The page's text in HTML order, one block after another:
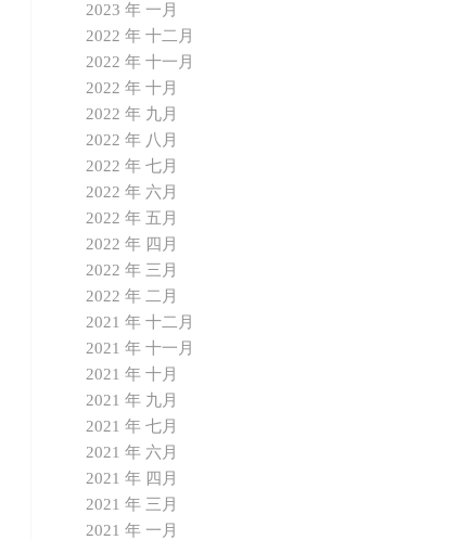
2023 年 一月
2022 年 十二月
2022 年 十一月
2022 年 十月
2022 年 九月
2022 年 八月
2022 年 七月
2022 年 六月
2022 年 五月
2022 年 四月
2022 年 三月
2022 年 二月
2021 年 十二月
2021 年 十一月
2021 年 十月
2021 年 九月
2021 年 七月
2021 年 六月
2021 年 四月
2021 年 三月
2021 年 一月